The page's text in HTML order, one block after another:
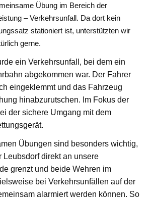
Übung im Bereich der
– Verkehrsunfall. Da dort kein
stationiert ist, unterstützten wir
gerne.
ein Verkehrsunfall, bei dem ein
abgekommen war. Der Fahrer
eingeklemmt und das Fahrzeug
hinabzurutschen. Im Fokus der
der sichere Umgang mit dem
Übungen sind besonders wichtig,
Leubsdorf direkt an unsere
grenzt und beide Wehren im
bei Verkehrsunfällen auf der
alarmiert werden können. So